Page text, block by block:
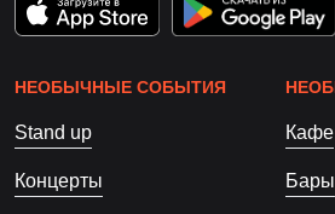
НЕОБЫЧНЫЕ СОБЫТИЯ
Stand up
Концерты
Кафе
Бары